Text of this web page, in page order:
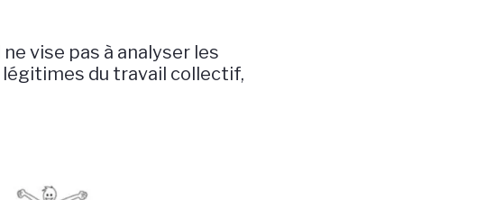
vise pas à analyser les
du travail collectif,